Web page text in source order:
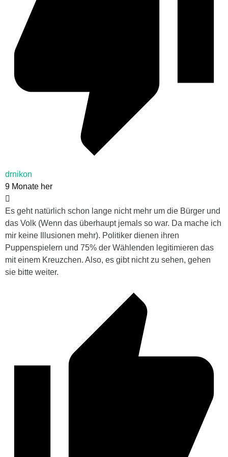
drnikon
9 Monate her
Es geht natürlich schon lange nicht mehr um die Bürger und
das Volk (Wenn das überhaupt jemals so war. Da mache ich
mir keine Illusionen mehr). Politiker dienen ihren
Puppenspielern und 75% der Wählenden legitimieren das
mit einem Kreuzchen. Also, es gibt nicht zu sehen, gehen
sie bitte weiter.